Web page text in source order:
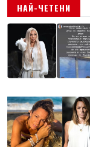
НАЙ-ЧЕТЕНИ